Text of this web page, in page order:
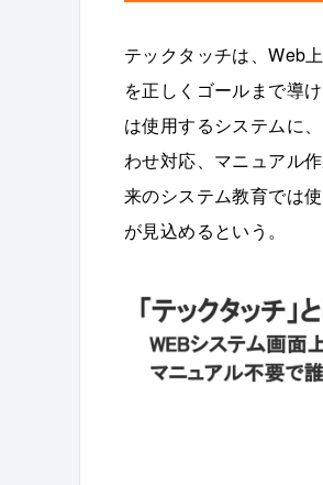
テックタッチは、Web
を正しくゴールまで導
は使用するシステムに
わせ対応、マニュアル
来のシステム教育では
が見込めるという。